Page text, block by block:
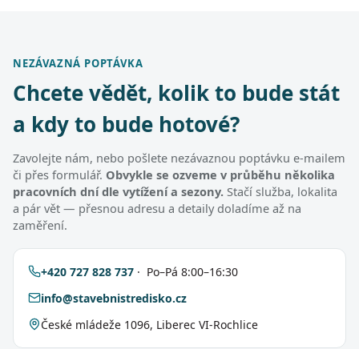
NEZÁVAZNÁ POPTÁVKA
Chcete vědět, kolik to bude stát
a kdy to bude hotové?
Zavolejte nám, nebo pošlete nezávaznou poptávku e-mailem
či přes formulář. Obvykle se ozveme v průběhu několika
pracovních dní dle vytížení a sezony. Stačí služba, lokalita
a pár vět — přesnou adresu a detaily doladíme až na
zaměření.
+420 727 828 737 · Po–Pá 8:00–16:30
info@stavebnistredisko.cz
České mládeže 1096, Liberec VI-Rochlice